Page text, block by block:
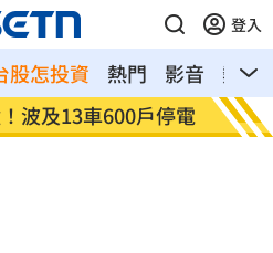
登入
股怎投資 熱門 影音
熱搜
波及13車600戶停電
陳晨
場